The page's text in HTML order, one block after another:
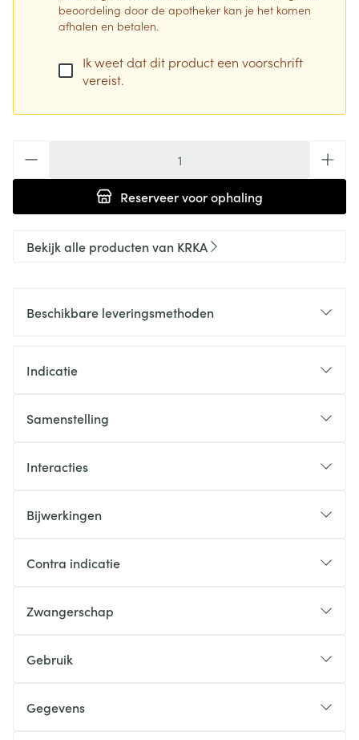
beoordeling door de apotheker kan je het komen
afhalen en betalen.
Ik weet dat dit product een voorschrift
vereist.
Reserveervoor ophaling
Bekijk alle producten van KRKA
Beschikbare leveringsmethoden
Indicatie
Samenstelling
Interacties
Bijwerkingen
Contra indicatie
Zwangerschap
Gebruik
Gegevens